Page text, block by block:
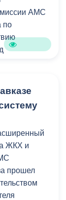
53-19-19.
АМС
по
входят
АМС
ЖКХ и
прошел